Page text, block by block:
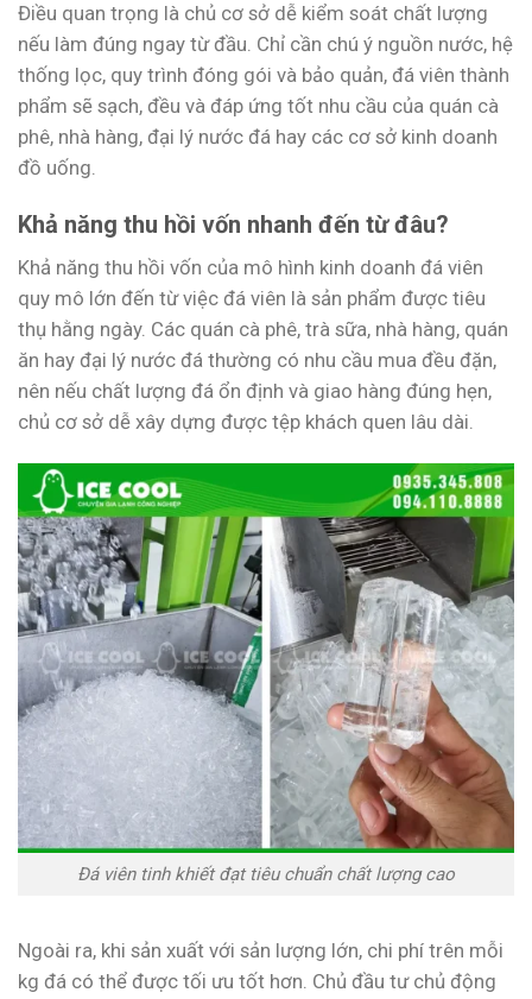
Điều quan trọng là chủ cơ sở dễ kiểm soát chất lượng
nếu làm đúng ngay từ đầu. Chỉ cần chú ý nguồn nước, hệ
thống lọc, quy trình đóng gói và bảo quản, đá viên thành
phẩm sẽ sạch, đều và đáp ứng tốt nhu cầu của quán cà
phê, nhà hàng, đại lý nước đá hay các cơ sở kinh doanh
đồ uống.
Khả năng thu hồi vốn nhanh đến từ đâu?
Khả năng thu hồi vốn của mô hình kinh doanh đá viên
quy mô lớn đến từ việc đá viên là sản phẩm được tiêu
thụ hằng ngày. Các quán cà phê, trà sữa, nhà hàng, quán
ăn hay đại lý nước đá thường có nhu cầu mua đều đặn,
nên nếu chất lượng đá ổn định và giao hàng đúng hẹn,
chủ cơ sở dễ xây dựng được tệp khách quen lâu dài.
Đá viên tinh khiết đạt tiêu chuẩn chất lượng cao
Ngoài ra, khi sản xuất với sản lượng lớn, chi phí trên mỗi
kg đá có thể được tối ưu tốt hơn. Chủ đầu tư chủ động